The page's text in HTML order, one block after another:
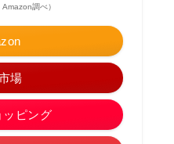
調べ）
場
ッピング